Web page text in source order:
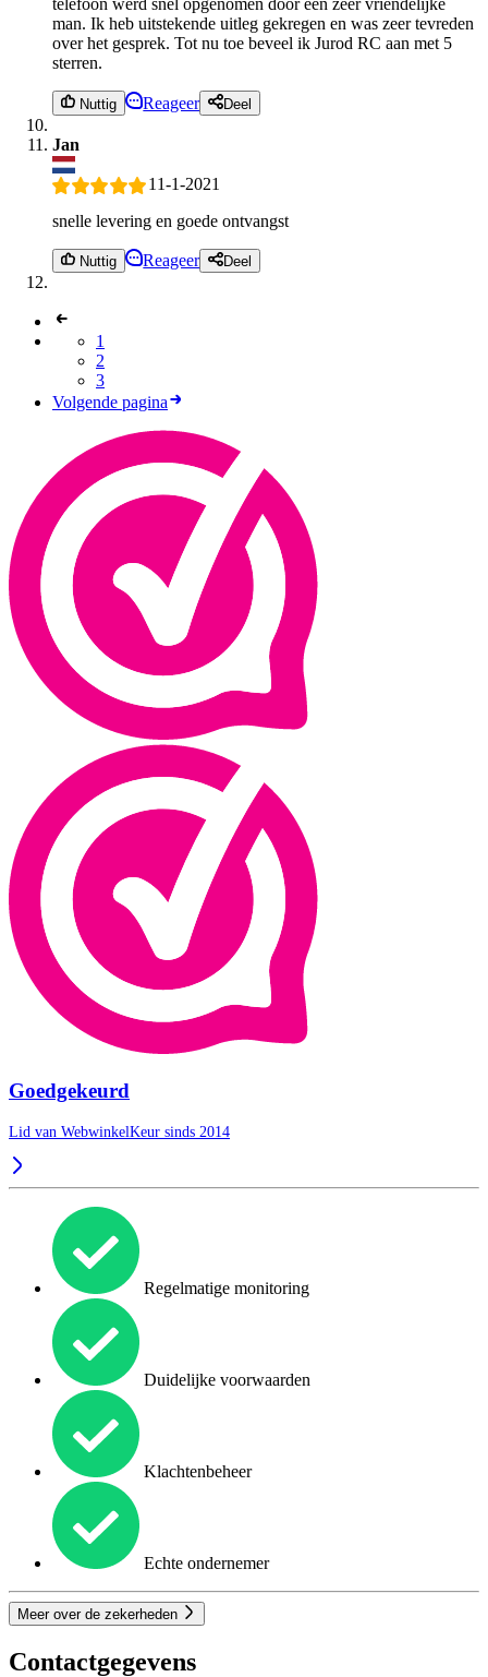
telefoon werd snel opgenomen door een zeer vriendelijke
man. Ik heb uitstekende uitleg gekregen en was zeer tevreden
over het gesprek. Tot nu toe beveel ik Jurod RC aan met 5
sterren.
Nuttig Reageer Deel
Jan
11-1-2021
snelle levering en goede ontvangst
Nuttig Reageer Deel
1
2
3
Volgende pagina
Goedgekeurd
Lid van WebwinkelKeur sinds 2014
Regelmatige monitoring
Duidelijke voorwaarden
Klachtenbeheer
Echte ondernemer
Meer over de zekerheden
Contactgegevens